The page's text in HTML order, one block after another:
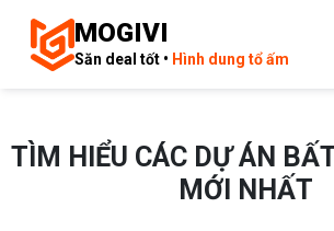
MOGIVI
Săn deal tốt • Hình dung tổ ấm
TÌM HIỂU CÁC DỰ ÁN
MỚI NHẤT